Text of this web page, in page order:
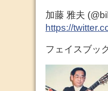
加藤 雅夫
https://
フェイスブッ